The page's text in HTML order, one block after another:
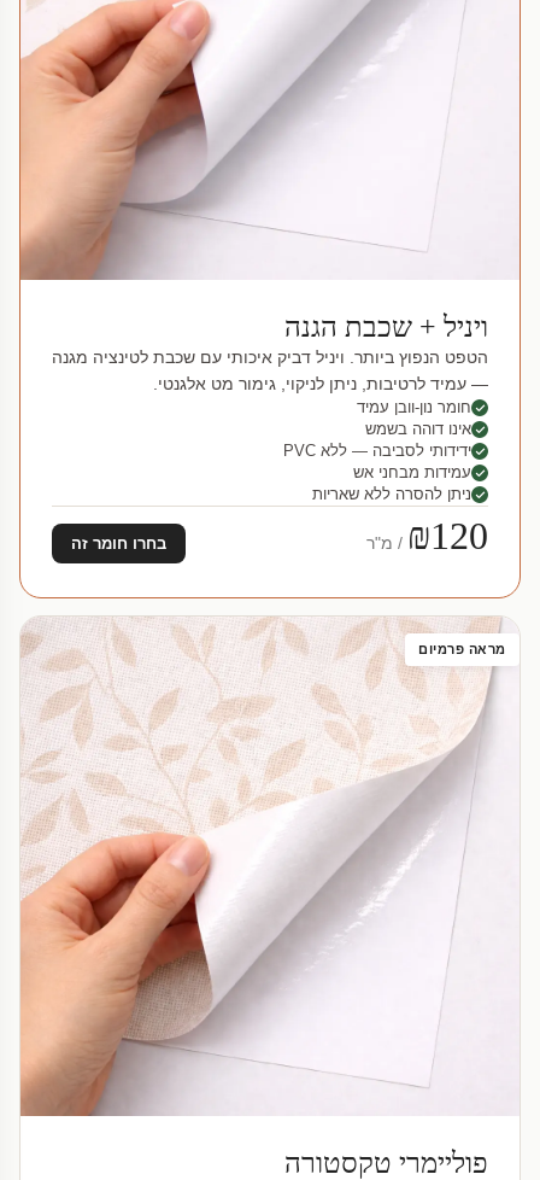
ויניל + שכבת הגנה
הטפט הנפוץ ביותר. ויניל דביק איכותי עם שכבת לטינציה מגנה
— עמיד לרטיבות, ניתן לניקוי, גימור מט אלגנטי.
חומר נון-וובן עמיד
אינו דוהה בשמש
ידידותי לסביבה — ללא PVC
עמידות מבחני אש
ניתן להסרה ללא שאריות
₪120 / מ"ר בחרו חומר זה
מראה פרמיום
פוליימרי טקסטורה